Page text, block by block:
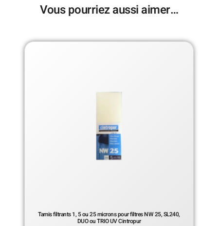
Vous pourriez aussi aimer…
Tamis filtrants 1, 5 ou 25 microns pour filtres NW 25, SL240,
DUO ou TRIO UV Cintropur